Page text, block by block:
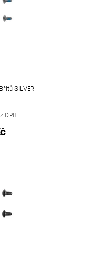
SILVER
DPH